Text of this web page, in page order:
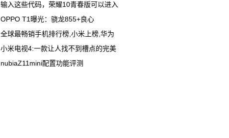
输入这些代码，荣耀10青春版可以进入
OPPO T1曝光：骁龙855+良心
全球最畅销手机排行榜,小米上榜,华为
小米电视4:一款让人找不到槽点的完美
nubiaZ11mini配置功能评测